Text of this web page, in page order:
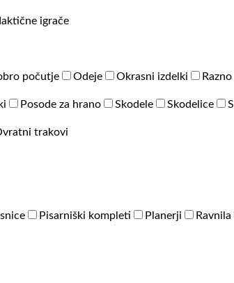
igrače
počutje Odeje Okrasni izdelki Razno
Posode za hrano Skodele Skodelice
trakovi
Pisarniški kompleti Planerji Ravnila